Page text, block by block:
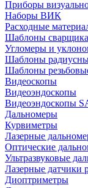
Приборы
Наборы ВИК
Расходные
Шаблоны сварщика
Угломеры и
Шаблоны
Шаблоны
Видеоскопы
Видеоэндоскопы
Видеоэндоскопы
Дальномеры
Курвиметры
Лазерные
Оптические
Ультразвуковые
Лазерные датчики
Диоптриметры